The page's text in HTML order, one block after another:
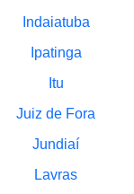
Indaiatuba
Ipatinga
Itu
Juiz de Fora
Jundiaí
Lavras